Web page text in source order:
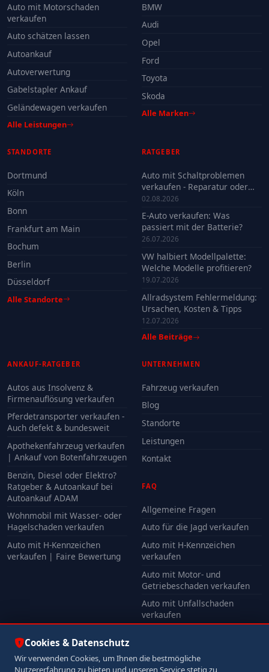
Auto mit Motorschaden
verkaufen
Auto schätzen lassen
Autoankauf
Autoverwertung
Gabelstapler Ankauf
Geländewagen verkaufen
Alle Leistungen
BMW
Audi
Opel
Ford
Toyota
Skoda
Alle Marken
STANDORTE
Dortmund
Köln
Bonn
Frankfurt am Main
Bochum
Berlin
Düsseldorf
Alle Standorte
RATGEBER
Auto mit Schaltproblemen
verkaufen - Reparatur oder
Verkauf?
02.08.2026
E-Auto verkaufen: Was
passiert mit der Batterie?
26.07.2026
VW halbiert Modellpalette:
Welche Modelle profitieren?
19.07.2026
Allradsystem Fehlermeldung:
Ursachen, Kosten & Tipps
12.07.2026
Alle Beiträge
ANKAUF-RATGEBER
Autos aus Insolvenz &
Firmenauflösung verkaufen
Pferdetransporter verkaufen -
Auch defekt & bundesweit
Apothekenfahrzeug verkaufen
| Ankauf von Botenfahrzeugen
Benzin, Diesel oder Elektro?
Ratgeber & Autoankauf bei
Autoankauf ADAM
Wohnmobil mit Wasser- oder
Hagelschaden verkaufen
Auto mit H-Kennzeichen
verkaufen | Faire Bewertung
UNTERNEHMEN
Fahrzeug verkaufen
Blog
Standorte
Leistungen
Kontakt
FAQ
Allgemeine Fragen
Auto für die Jagd verkaufen
Auto mit H-Kennzeichen
verkaufen
Auto mit Motor- und
Getriebeschaden verkaufen
Auto mit Unfallschaden
verkaufen
Cookies & Datenschutz
Wir verwenden Cookies, um Ihnen die bestmögliche